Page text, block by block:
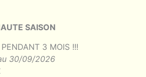
SAISON
3 MOIS !!!
30/09/2026